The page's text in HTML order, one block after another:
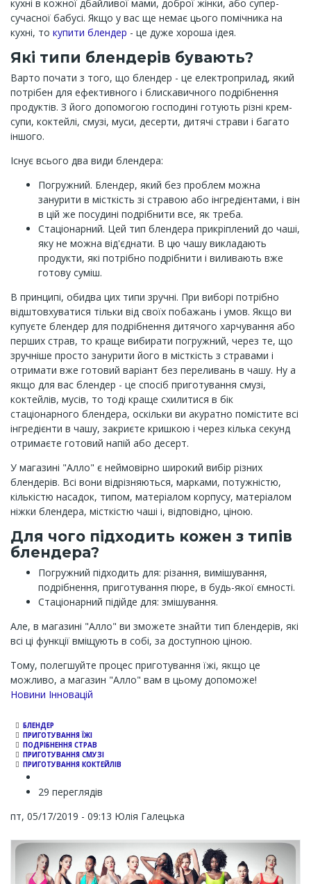
кухні в кожної дбайливої ​​мами, доброї жінки, або супер-
сучасної бабусі. Якщо у вас ще немає цього помічника на
кухні, то купити блендер - це дуже хороша ідея.
Які типи блендерів бувають?
Варто почати з того, що блендер - це електроприлад, який
потрібен для ефективного і блискавичного подрібнення
продуктів. З його допомогою господині готують різні крем-
супи, коктейлі, смузі, муси, десерти, дитячі страви і багато
іншого.
Існує всього два види блендера:
Погружний. Блендер, який без проблем можна
занурити в місткість зі стравою або інгредієнтами, і він
в цій же посудині подрібнити все, як треба.
Стаціонарний. Цей тип блендера прикріплений до чаші,
яку не можна від'єднати. В цю чашу викладають
продукти, які потрібно подрібнити і виливають вже
готову суміш.
В принципі, обидва цих типи зручні. При виборі потрібно
відштовхуватися тільки від своїх побажань і умов. Якщо ви
купуєте блендер для подрібнення дитячого харчування або
перших страв, то краще вибирати погружний, через те, що
зручніше просто занурити його в місткість з стравами і
отримати вже готовий варіант без переливань в чашу. Ну а
якщо для вас блендер - це спосіб приготування смузі,
коктейлів, мусів, то тоді краще схилитися в бік
стаціонарного блендера, оскільки ви акуратно помістите всі
інгредієнти в чашу, закриєте кришкою і через кілька секунд
отримаєте готовий напій або десерт.
У магазині "Алло" є неймовірно широкий вибір різних
блендерів. Всі вони відрізняються, марками, потужністю,
кількістю насадок, типом, матеріалом корпусу, матеріалом
ніжки блендера, місткістю чаші і, відповідно, ціною.
Для чого підходить кожен з типів
блендера?
Погружний підходить для: різання, вимішування,
подрібнення, приготування пюре, в будь-якої ємності.
Стаціонарний підійде для: змішування.
Але, в магазині "Алло" ви зможете знайти тип блендерів, які
всі ці функції вміщують в собі, за доступною ціною.
Тому, полегшуйте процес приготування їжі, якщо це
можливо, а магазин "Алло" вам в цьому допоможе!
Channel
Новини Інновацій
БЛЕНДЕР
ПРИГОТУВАННЯ ЇЖІ
ПОДРІБНЕННЯ СТРАВ
ПРИГОТУВАННЯ СМУЗІ
ПРИГОТУВАННЯ КОКТЕЙЛІВ
29 переглядів
пт, 05/17/2019 - 09:13 Юлія Галецька